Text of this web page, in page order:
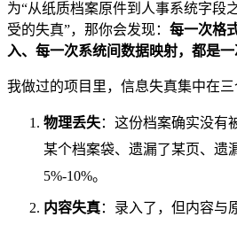
为“从纸质档案原件到人事系统字段
受的失真”，那你会发现： 每一次格
入、每一次系统间数据映射，都是一
我做过的项目里，信息失真集中在三
物理丢失：这份档案确实没有
某个档案袋、遗漏了某页、遗
5%-10%。
内容失真：录入了，但内容与